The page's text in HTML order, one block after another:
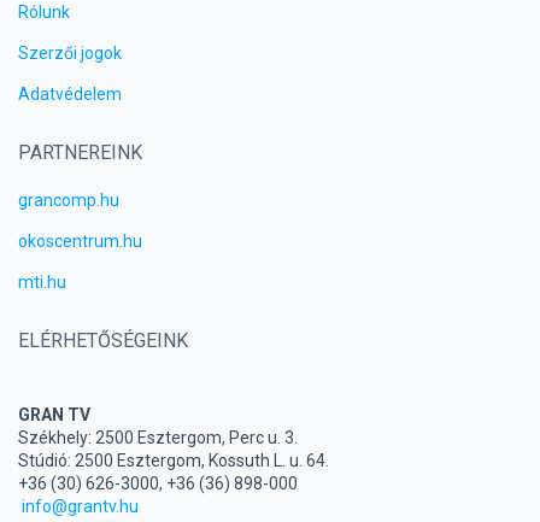
Rólunk
Szerzői jogok
Adatvédelem
PARTNEREINK
grancomp.hu
okoscentrum.hu
mti.hu
ELÉRHETŐSÉGEINK
GRAN TV
Székhely: 2500 Esztergom, Perc u. 3.
Stúdió: 2500 Esztergom, Kossuth L. u. 64.
+36 (30) 626-3000, +36 (36) 898-000
info@grantv.hu